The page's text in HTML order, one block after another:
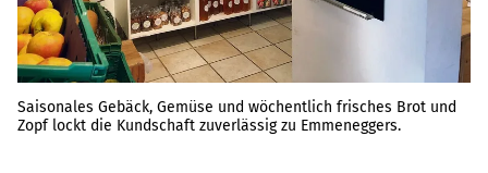
Saisonales Gebäck, Gemüse und wöchentlich frisches Brot und
Zopf lockt die Kundschaft zuverlässig zu Emmeneggers.